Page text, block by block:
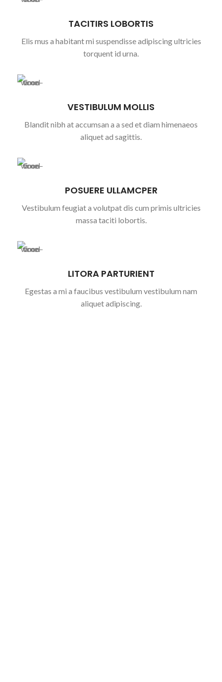
TACITIRS LOBORTIS
Elis mus a habitant mi suspendisse adipiscing ultricies
torquent id urna.
VESTIBULUM MOLLIS
Blandit nibh at accumsan a a sed et diam himenaeos
aliquet ad sagittis.
POSUERE ULLAMCPER
Vestibulum feugiat a volutpat dis cum primis ultricies
massa taciti lobortis.
LITORA PARTURIENT
Egestas a mi a faucibus vestibulum vestibulum nam
aliquet adipiscing.